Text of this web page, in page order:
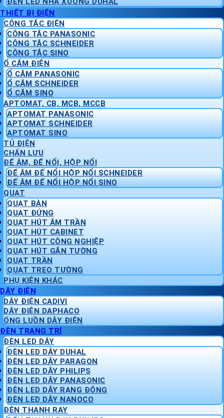
THIẾT BỊ ĐIỆN
CÔNG TẮC ĐIỆN
CÔNG TẮC PANASONIC
CÔNG TẮC SCHNEIDER
CÔNG TẮC SINO
Ổ CẮM ĐIỆN
Ổ CẮM PANASONIC
Ổ CẮM SCHNEIDER
Ổ CẮM SINO
APTOMAT, CB, MCB, MCCB
APTOMAT PANASONIC
APTOMAT SCHNEIDER
APTOMAT SINO
TỦ ĐIỆN
CHẤN LƯU
ĐẾ ÂM, ĐẾ NỔI, HỘP NỔI
ĐẾ ÂM ĐẾ NỔI HỘP NỔI SCHNEIDER
ĐẾ ÂM ĐẾ NỔI HỘP NỔI SINO
QUẠT
QUẠT BÀN
QUẠT ĐỨNG
QUẠT HÚT ÂM TRẦN
QUẠT HÚT CABINET
QUẠT HÚT CÔNG NGHIỆP
QUẠT HÚT GẮN TƯỜNG
QUẠT TRẦN
QUẠT TREO TƯỜNG
PHỤ KIỆN KHÁC
DÂY ĐIỆN
DÂY ĐIỆN CADIVI
DÂY ĐIỆN DAPHACO
ỐNG LUỒN DÂY ĐIỆN
ĐÈN TRANG TRÍ
ĐÈN LED DÂY
ĐÈN LED DÂY DUHAL
ĐÈN LED DÂY PARAGON
ĐÈN LED DÂY PHILIPS
ĐÈN LED DÂY PANASONIC
ĐÈN LED DÂY RẠNG ĐÔNG
ĐÈN LED DÂY NANOCO
ĐÈN THANH RAY